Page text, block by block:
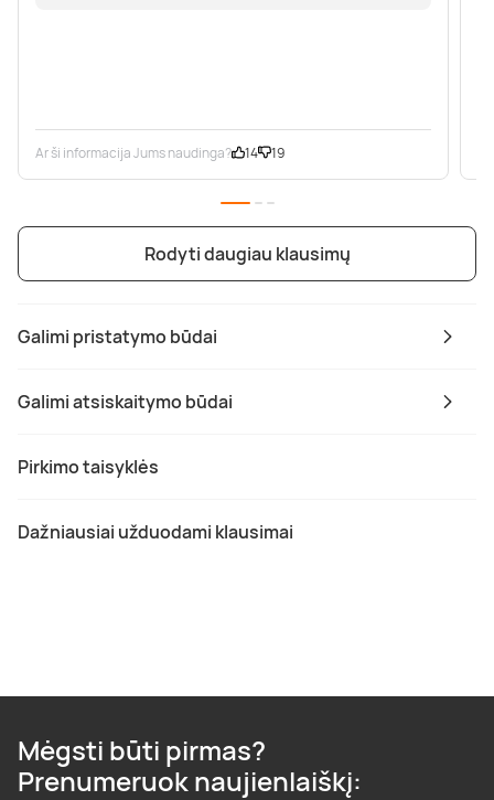
Galimi pristatymo būdai
Galimi atsiskaitymo būdai
Pirkimo taisyklės
Dažniausiai užduodami klausimai
Ar ši informacija Jums naudinga? 14 19
Rodyti daugiau klausimų
Mėgsti būti pirmas?
Prenumeruok naujienlaiškį: